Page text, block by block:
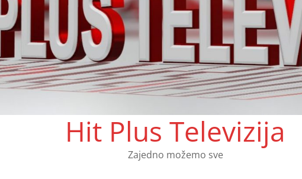
Hit Plus Televizija
Zajedno možemo sve